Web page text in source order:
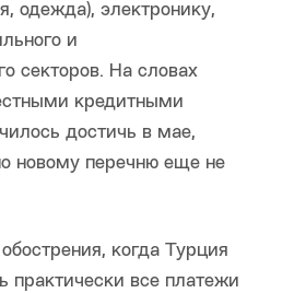
одежда), электронику,
и
секторов. На словах
кредитными
достичь в мае,
новому перечню еще не
когда Турция
практически все платежи